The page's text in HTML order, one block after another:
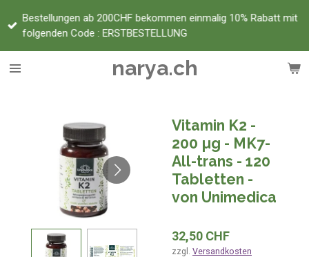
Zum
Hauptinhalt
narya.ch
Bestellungen ab 200CHF bekommen einmalig 10% Rabatt mit
folgenden Code : ERSTBESTELLUNG
Vitamin K2 -
200 µg - MK7-
All-trans - 120
Tabletten -
von Unimedica
32,50 CHF
zzgl. Versandkosten